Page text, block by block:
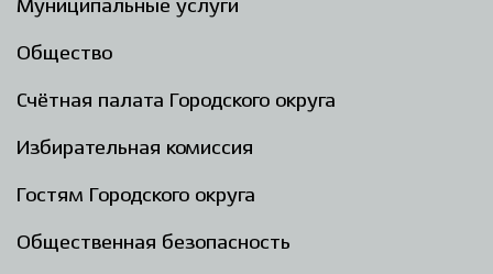
Муниципальные услуги
Общество
Счётная палата Городского округа
Избирательная комиссия
Гостям Городского округа
Общественная безопасность